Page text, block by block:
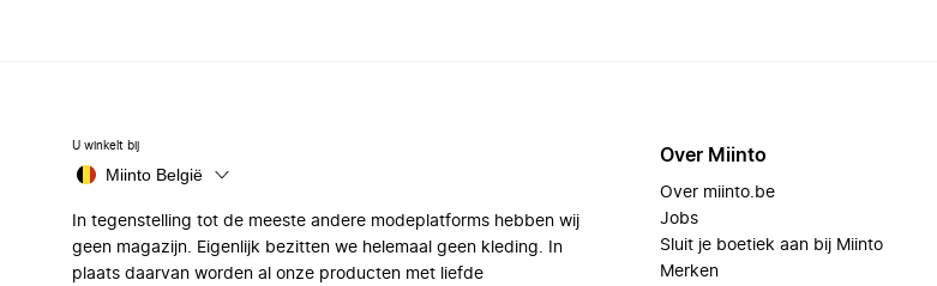
U winkelt bij
Miinto België
In tegenstelling tot de meeste andere modeplatforms hebben wij
geen magazijn. Eigenlijk bezitten we helemaal geen kleding. In
plaats daarvan worden al onze producten met liefde
Over Miinto
Over miinto.be
Jobs
Sluit je boetiek aan bij Miinto
Merken